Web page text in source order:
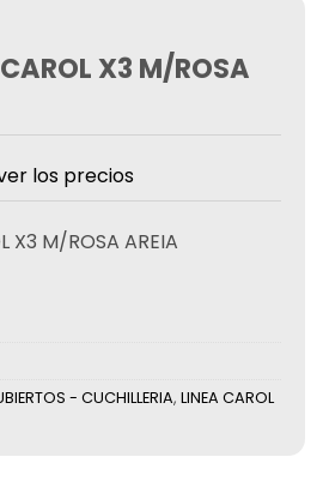
X3 M/ROSA
los precios
X3 M/ROSA AREIA
- CUCHILLERIA, LINEA CAROL